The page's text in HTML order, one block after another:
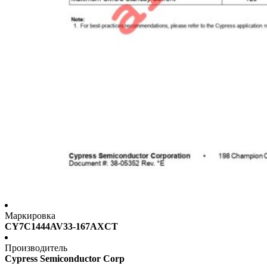
Маркировка
CY7C1444AV33-167AXCT
Производитель
Cypress Semiconductor Corp